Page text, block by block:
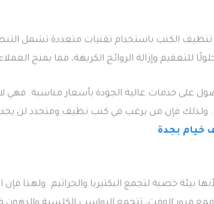
الكنب باستخدام تقنيات متعددة تشمل التنظيف
للتعقيم وإزالة الروائح الكريهة، مما يمنح
على خدمات عالية الجودة بأسعار مناسبة. فهي
فإن من يرغب في كنب نظيف ومتجدد لن يجد
خيام بجدة
بيئة خصبة لتجمع البكتيريا والجراثيم. ولهذا